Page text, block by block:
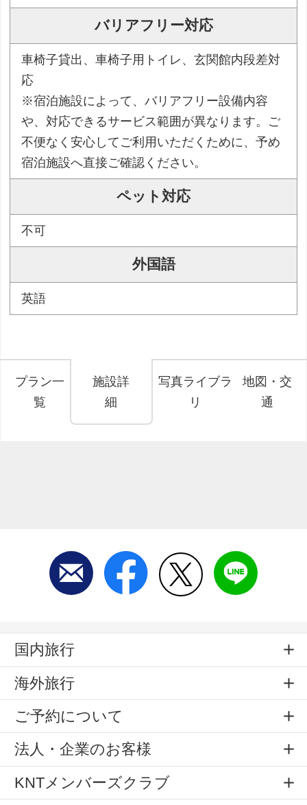
バリアフリー対応
車椅子貸出、車椅子用トイレ、玄関館内段差対
応
※宿泊施設によって、バリアフリー設備内容
や、対応できるサービス範囲が異なります。ご
不便なく安心してご利用いただくために、予め
宿泊施設へ直接ご確認ください。
ペット対応
不可
外国語
英語
プラン一
覧
施設詳
細
写真ライブラ
リ
地図・交
通
国内旅行
海外旅行
ご予約について
法人・企業のお客様
KNTメンバーズクラブ